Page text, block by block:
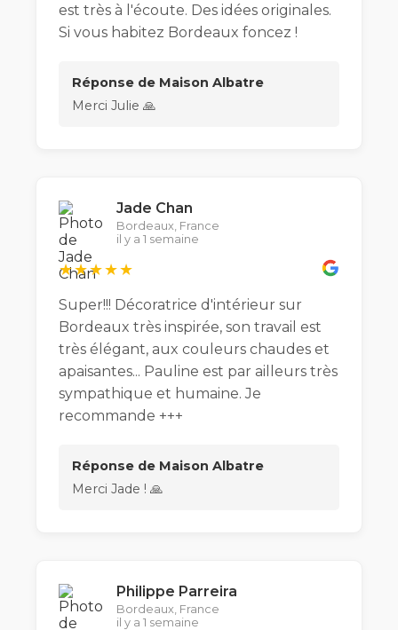
est très à l'écoute. Des idées originales.
Si vous habitez Bordeaux foncez !
Réponse de Maison Albatre
Merci Julie 🙏
Jade Chan
Bordeaux, France
il y a 1 semaine
★★★★★
Super!!! Décoratrice d'intérieur sur
Bordeaux très inspirée, son travail est
très élégant, aux couleurs chaudes et
apaisantes... Pauline est par ailleurs très
sympathique et humaine. Je
recommande +++
Réponse de Maison Albatre
Merci Jade ! 🙏
Philippe Parreira
Bordeaux, France
il y a 1 semaine